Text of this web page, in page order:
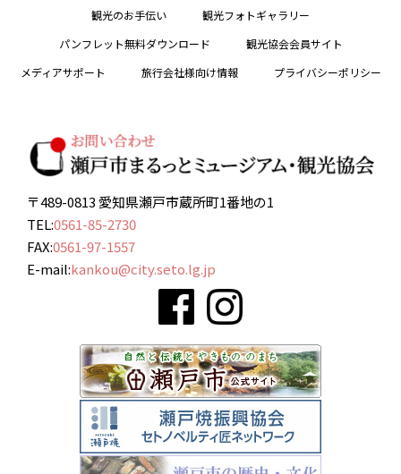
観光のお手伝い
観光フォトギャラリー
パンフレット無料ダウンロード
観光協会会員サイト
メディアサポート
旅行会社様向け情報 プライバシーポリシー
〒489-0813 愛知県瀬戸市蔵所町1番地の1
TEL:0561-85-2730
FAX:0561-97-1557
E-mail:kankou@city.seto.lg.jp